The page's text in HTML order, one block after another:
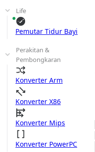
Life
Pemutar Tidur Bayi
Perakitan &
Pembongkaran
Konverter Arm
Konverter X86
Konverter Mips
Konverter PowerPC